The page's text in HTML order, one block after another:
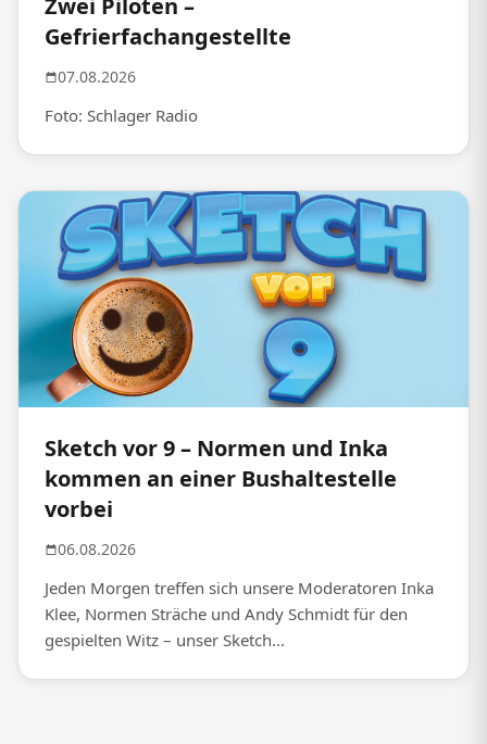
Zwei Piloten –
Gefrierfachangestellte
07.08.2026
Foto: Schlager Radio
Sketch vor 9 – Normen und Inka
kommen an einer Bushaltestelle
vorbei
06.08.2026
Jeden Morgen treffen sich unsere Moderatoren Inka
Klee, Normen Sträche und Andy Schmidt für den
gespielten Witz – unser Sketch...